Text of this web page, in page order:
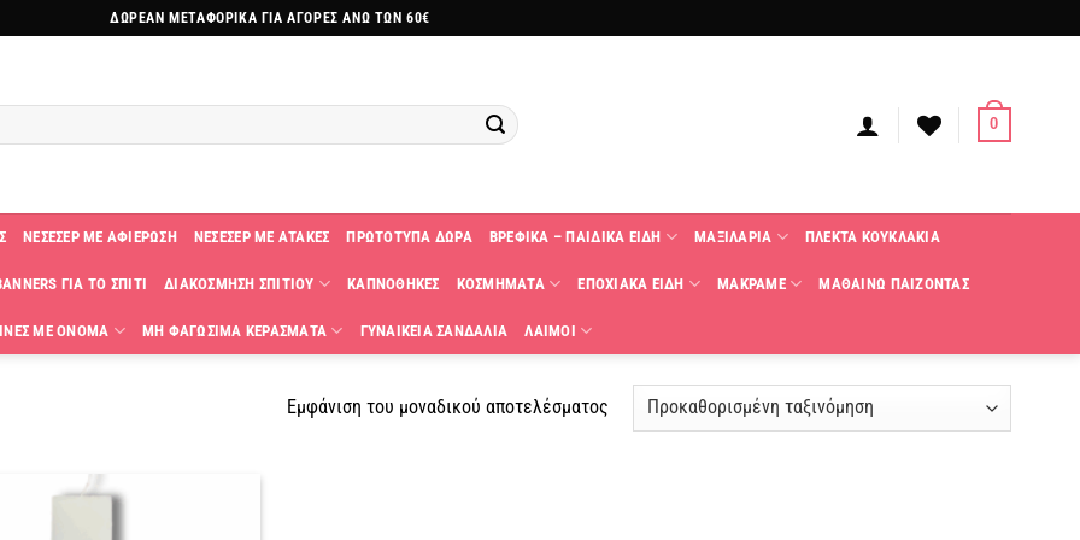
ΔΩΡΕΑΝ ΜΕΤΑΦΟΡΙΚΑ ΓΙΑ ΑΓΟΡΕΣ ΑΝΩ ΤΩΝ 60€
0
ΝΕΣΕΣΕΡ ΜΕ ΑΦΙΕΡΩΣΗ ΝΕΣΕΣΕΡ ΜΕ ΑΤΑΚΕΣ ΠΡΩΤΟΤΥΠΑ ΔΩΡΑ ΒΡΕΦΙΚΑ – ΠΑΙΔΙΚΑ ΕΙΔΗ ΜΑΞΙΛΑΡΙΑ ΠΛΕΚΤΑ KΟΥΚΛΑΚΙΑ
ΓΙΑ ΤΟ ΣΠΙΤΙ ΔΙΑΚΟΣΜΗΣΗ ΣΠΙΤΙΟΥ ΚΑΠΝΟΘΗΚΕΣ ΚΟΣΜΗΜΑΤΑ ΕΠΟΧΙΑΚΑ ΕΙΔΗ ΜΑΚΡΑΜΕ ΜΑΘΑΙΝΩ ΠΑΙΖΟΝΤΑΣ
ΜΕ ΟΝΟΜΑ ΜΗ ΦΑΓΩΣΙΜΑ ΚΕΡΑΣΜΑΤΑ ΓΥΝΑΙΚΕΙΑ ΣΑΝΔΑΛΙΑ ΛΑΙΜΟΙ
Εμφάνιση του μοναδικού αποτελέσματος